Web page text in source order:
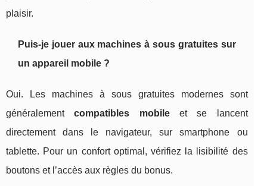
plaisir.
Puis-je jouer aux machines à sous gratuites sur
un appareil mobile ?
Oui. Les machines à sous gratuites modernes sont
généralementcompatibles mobileet se lancent
directement dans le navigateur, sur smartphone ou
tablette. Pour un confort optimal, vérifiez la lisibilité des
boutons et l’accès aux règles du bonus.